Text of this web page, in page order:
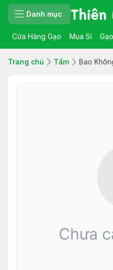
Danh mục Thiên
Cửa Hàng Gạo Mua Sỉ
Trang chủ Tấm Bao